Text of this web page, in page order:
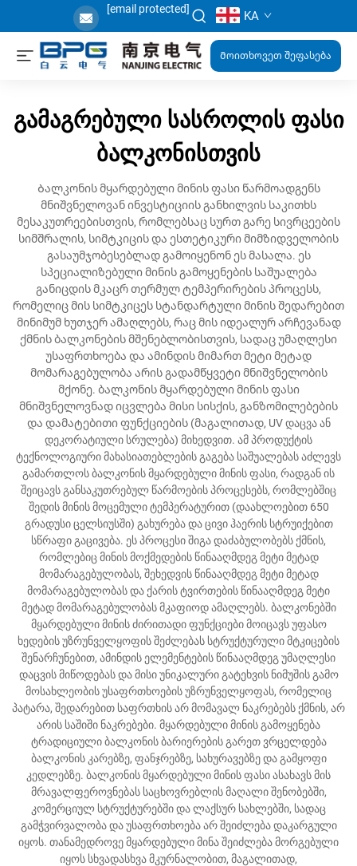
[email protected] KA
Მოითხოვეთ შეფასება
გამაგრებული სასროლის ფასი
ბალკონისთვის
Ბალკონის მყარდებული მინის ფასი წარმოადგენს
მნიშვნელოვან ინვესტიციის განხილვის საკითხს
მესაკუთრეებისთვის, რომლებსაც სურთ გარე სივრცეების
სიმშრალის, სიმტკიცის და ესთეტიკური მიმზიდველობის
გასაუმჯობესებლად გამოიყენონ ეს მასალა. ეს
სპეციალიზებული მინის გამოყენების საშუალება
განიცდის მკაცრ თერმულ ტემპერირების პროცესს,
რომელიც მის სიმტკიცეს სტანდარტული მინის შედარებით
მინიმუმ ხუთჯერ ამაღლებს, რაც მის იდეალურ არჩევანად
ქმნის ბალკონების მშენებლობისთვის, სადაც უმაღლესი
უსაფრთხოება და ამინდის მიმართ მეტი მეტად
მომარაგებულობა არის გადამწყვეტი მნიშვნელობის
მქონე. ბალკონის მყარდებული მინის ფასი
მნიშვნელოვნად იცვლება მისი სისქის, განზომილებების
და დამატებითი ფუნქციების (მაგალითად, UV დაცვა ან
დეკორატიული სრულება) მიხედვით. ამ პროდუქტის
ტექნოლოგიური მახასიათებლების გაგება საშუალებას აძლევს
გამართლოს ბალკონის მყარდებული მინის ფასი, რადგან ის
შეიცავს განსაკუთრებულ წარმოების პროცესებს, რომლებშიც
შედის მინის მოცემული ტემპერატურით (დაახლოებით 650
გრადუსი ცელსიუსში) გახურება და ცივი ჰაერის სტრუიქებით
სწრაფი გაცივება. ეს პროცესი შიგა დაძაბულობებს ქმნის,
რომლებიც მინის მოქმედების წინააღმდეგ მეტი მეტად
მომარაგებულობას, შეხედვის წინააღმდეგ მეტი მეტად
მომარაგებულობას და ქარის ტვირთების წინააღმდეგ მეტი
მეტად მომარაგებულობას მკაფიოდ ამაღლებს. ბალკონებში
მყარდებული მინის ძირითადი ფუნქციები მოიცავს უფასო
ხედების უზრუნველყოფის შეძლებას სტრუქტურული მტკიცების
შენარჩუნებით, ამინდის ელემენტების წინააღმდეგ უმაღლესი
დაცვის მიწოდებას და მისი უნიკალური გატეხვის ნიმუშის გამო
მოსახლეობის უსაფრთხოების უზრუნველყოფას, რომელიც
პატარა, შედარებით საფრთხის არ მომავალ ნაკრებებს ქმნის, არ
არის საშიში ნაკრებები. მყარდებული მინის გამოყენება
ტრადიციული ბალკონის ბარიერების გარეთ ვრცელდება
ბალკონის კარებზე, ფანჯრებზე, სახურავებზე და გამყოფი
კედლებზე. ბალკონის მყარდებული მინის ფასი ასახავს მის
მრავალფეროვნებას საცხოვრებლის მაღალი შენობებში,
კომერციულ სტრუქტურებში და ლაქსურ სახლებში, სადაც
გამჭვირვალობა და უსაფრთხოება არ შეიძლება დაკარგული
იყოს. თანამედროვე მყარდებული მინა შეიძლება მორგებული
იყოს სხვადასხვა მკურნალობით, მაგალითად,